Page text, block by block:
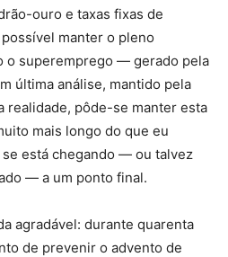
ouro e taxas fixas de
manter o pleno
o superemprego — gerado pela
última análise, mantido pela
realidade, pôde-se manter esta
mais longo do que eu
está chegando — ou talvez
— a um ponto final.
agradável: durante quarenta
de prevenir o advento de